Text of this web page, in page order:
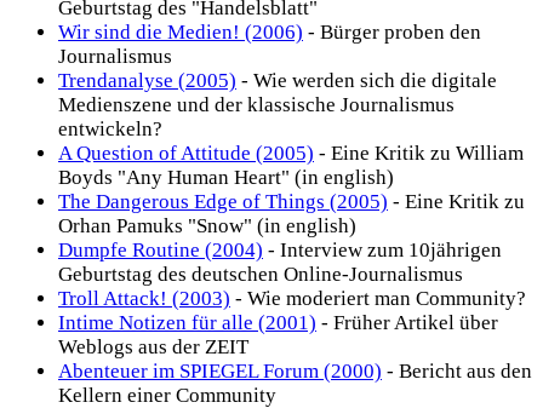
Geburtstag des "Handelsblatt"
Wir sind die Medien! (2006) - Bürger proben den
Journalismus
Trendanalyse (2005) - Wie werden sich die digitale
Medienszene und der klassische Journalismus
entwickeln?
A Question of Attitude (2005) - Eine Kritik zu William
Boyds "Any Human Heart" (in english)
The Dangerous Edge of Things (2005) - Eine Kritik zu
Orhan Pamuks "Snow" (in english)
Dumpfe Routine (2004) - Interview zum 10jährigen
Geburtstag des deutschen Online-Journalismus
Troll Attack! (2003) - Wie moderiert man Community?
Intime Notizen für alle (2001) - Früher Artikel über
Weblogs aus der ZEIT
Abenteuer im SPIEGEL Forum (2000) - Bericht aus den
Kellern einer Community